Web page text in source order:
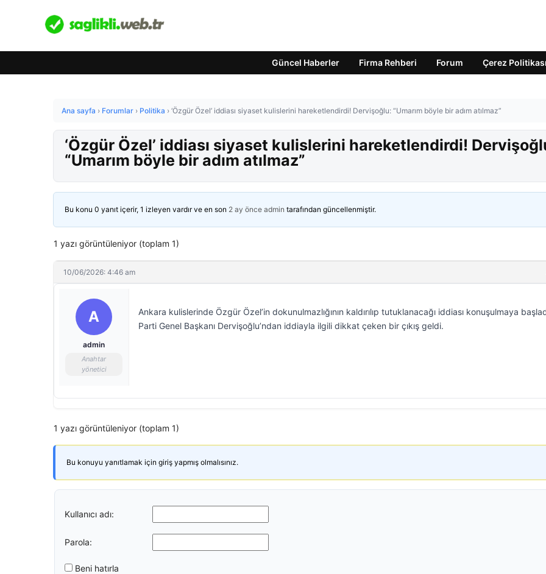
Güncel Haberler Firma Rehberi Forum Çerez Politikası
Ana sayfa › Forumlar › Politika › ‘Özgür Özel’ iddiası siyaset kulislerini hareketlendirdi! Dervişoğlu: “Umarım böyle bir adım atılmaz”
‘Özgür Özel’ iddiası siyaset kulislerini hareketlendirdi!
“Umarım böyle bir adım atılmaz”
Bu konu 0 yanıt içerir, 1 izleyen vardır ve en son 2 ay önce admin tarafından güncellenmiştir.
1 yazı görüntüleniyor (toplam 1)
10/06/2026: 4:46 am
A
admin
Anahtar
yönetici
Ankara kulislerinde Özgür Özel’in dokunulmazlığının kaldırılıp tutuklanacağı iddiası konuşulmaya
Parti Genel Başkanı Dervişoğlu’ndan iddiayla ilgili dikkat çeken bir çıkış geldi.
1 yazı görüntüleniyor (toplam 1)
Bu konuyu yanıtlamak için giriş yapmış olmalısınız.
Kullanıcı adı:
Parola:
Beni hatırla